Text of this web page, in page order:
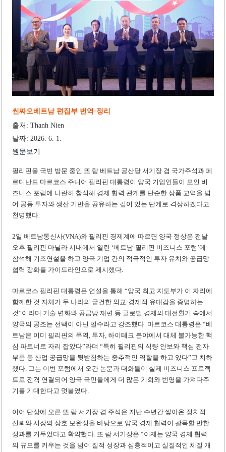
사우디·튀르키예·파키스탄, 메카 공동방위조약 체결…수니파 안보동맹 출범
우크라이나 ’40일 압박 작전’ 성과와 한계
씬짜오베트남 편집부 번역·정리
출처: Thanh Nien
날짜: 2026. 6. 1.
원문보기
필리핀을 국빈 방문 중인 또 람 베트남 공산당 서기장 겸 국가주석과 페
르디난드 마르코스 주니어 필리핀 대통령이 양국 기업인들이 모인 비
즈니스 포럼에 나란히 참석해 경제 협력 관계를 단순한 상품 교역을 넘
어 공동 투자와 생산 기반을 공유하는 깊이 있는 단계로 격상하겠다고
천명했다.
2일 베트남통신사(VNA)와 필리핀 경제계에 따르면 양국 정상은 전날
오후 필리핀 마닐라 시내에서 열린 ‘베트남-필리핀 비즈니스 포럼’에
참석해 기조연설을 하고 양국 기업 간의 적극적인 투자 유치와 공급망
협력 강화를 가이드라인으로 제시했다.
마르코스 필리핀 대통령은 연설을 통해 “양국 최고 지도부가 이 자리에
함께한 것 자체가 두 나라의 굳건한 외교·경제적 유대감을 증명하는
것”이라며 기술 변화와 공급망 재편 등 글로벌 경제의 대전환기 속에서
양국의 공조는 선택이 아닌 필수라고 강조했다. 마르코스 대통령은 “베
트남은 이미 필리핀의 무역, 투자, 하이테크 분야에서 대체 불가능한 핵
심 파트너로 자리 잡았다”라며 “특히 필리핀의 식량 안보와 핵심 전자
부품 등 산업 공급망을 뒷받침하는 중추적인 역할을 하고 있다”고 치하
했다. 그는 이번 포럼에서 오간 논문과 대화들이 실제 비즈니스 프로젝
트로 전격 연결되어 양국 국민들에게 더 많은 기회와 번영을 가져다주
기를 기대한다고 덧붙였다.
이어 단상에 오른 또 람 서기장 겸 주석은 지난 수년간 쌓아온 정치적
신뢰와 시장의 상호 보완성을 바탕으로 양국 경제 협력이 괄목할 만한
성과를 거두었다고 확약했다. 또 람 서기장은 “이제는 양국 경제 협력
의 규모를 키우는 것을 넘어 질적 성장과 심층적이고 실질적인 체질 개